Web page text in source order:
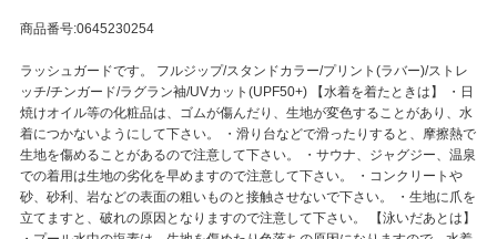
商品番号:0645230254
ラッシュガードです。 フルジップ/スタンドカラー/プリント(ラバー)/ストレ
ッチ/チンガード/ラグラン袖/UVカット(UPF50+) 【水着を着たときは】 ・日
焼けオイル等の化粧品は、ゴムが傷んだり、生地が変色することがあり、水
着につかないようにして下さい。 ・滑り台などで滑ったりすると、摩擦熱で
生地を傷めることがあるので注意して下さい。 ・サウナ、ジャグジー、温泉
での着用は生地の劣化を早めますので注意して下さい。 ・コンクリートや
砂、砂利、岩などの表面の粗いものと接触させないで下さい。 ・生地に爪を
立てますと、破れの原因となりますので注意して下さい。 【泳いだあとは】